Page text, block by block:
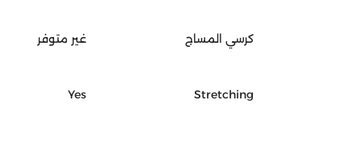
كرسي المساج غير متوفر
Stretching
Yes